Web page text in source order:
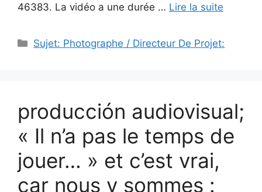
46383. La vidéo a une durée … Lire la suite
Catégories
Sujet: Photographe / Directeur De Projet:
producción audiovisual;
« Il n’a pas le temps de
jouer… » et c’est vrai,
car nous y sommes :